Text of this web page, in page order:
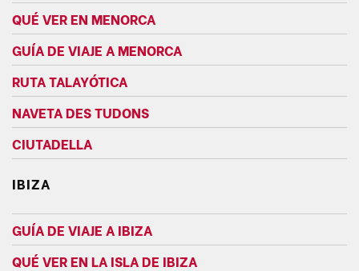
QUÉ VER EN MENORCA
GUÍA DE VIAJE A MENORCA
RUTA TALAYÓTICA
NAVETA DES TUDONS
CIUTADELLA
IBIZA
GUÍA DE VIAJE A IBIZA
QUÉ VER EN LA ISLA DE IBIZA